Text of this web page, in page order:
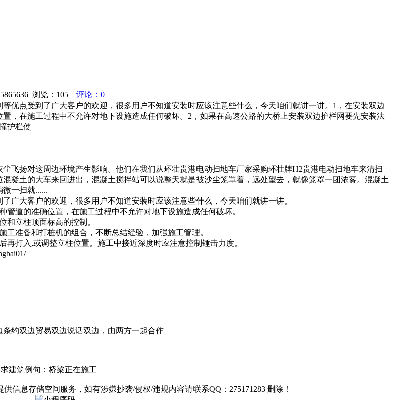
浏览： 105
评论：0
优点受到了广大客户的欢迎，很多用户不知道安装时应该注意些什么，今天咱们就讲一讲。1，在安装双边
，在施工过程中不允许对地下设施造成任何破坏。2，如果在高速公路的大桥上安装双边护栏网要先安装法
护栏使
飞扬对这周边环境产生影响。他们在我们从环壮贵港电动扫地车厂家采购环壮牌H2贵港电动扫地车来清扫
凝土的大车来回进出，混凝土搅拌站可以说整天就是被沙尘笼罩着，远处望去，就像笼罩一团浓雾。混凝土
一扫就......
广大客户的欢迎，很多用户不知道安装时应该注意些什么，今天咱们就讲一讲。
道的准确位置，在施工过程中不允许对地下设施造成任何破坏。
和立柱顶面标高的控制。
准备和打桩机的组合，不断总结经验，加强施工管理。
打入,或调整立柱位置。施工中接近深度时应注意控制锤击力度。
约双边贸易双边说话双边，由两方一起合作
建筑例句：桥梁正在施工
信息存储空间服务，如有涉嫌抄袭/侵权/违规内容请联系QQ：275171283 删除！